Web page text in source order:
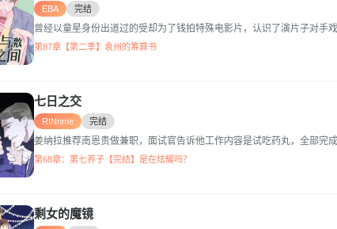
EBA 完结
曾经以童星身份出道过的受却为了钱拍特殊电影片，认识了演片子对手
第87章【第二季】袁州的筹算书
七日之交
RINnme 完结
姜纳拉推荐南恩贵做兼职，面试官告诉他工作内容是试吃药丸，全部完
第68章：第七养子【完结】是在炫耀吗？
剩女的魔镜